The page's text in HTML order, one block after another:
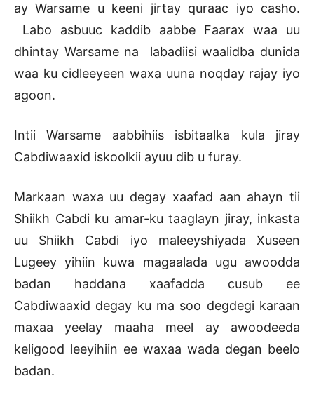
ay Warsame u keeni jirtay quraac iyo casho.
Labo asbuuc kaddib aabbe Faarax waa uu
dhintay Warsame na labadiisi waalidba dunida
waa ku cidleeyeen waxa uuna noqday rajay iyo
agoon.
Intii Warsame aabbihiis isbitaalka kula jiray
Cabdiwaaxid iskoolkii ayuu dib u furay.
Markaan waxa uu degay xaafad aan ahayn tii
Shiikh Cabdi ku amar-ku taaglayn jiray, inkasta
uu Shiikh Cabdi iyo maleeyshiyada Xuseen
Lugeey yihiin kuwa magaalada ugu awoodda
badan haddana xaafadda cusub ee
Cabdiwaaxid degay ku ma soo degdegi karaan
maxaa yeelay maaha meel ay awoodeeda
keligood leeyihiin ee waxaa wada degan beelo
badan.